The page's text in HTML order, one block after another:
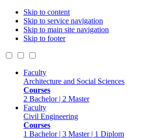
Skip to content
Skip to service navigation
Skip to main site navigation
Skip to footer
Faculty
Architecture and Social Sciences
Courses
2 Bachelor | 2 Master
Faculty
Civil Engineering
Courses
1 Bachelor | 3 Master | 1 Diplom